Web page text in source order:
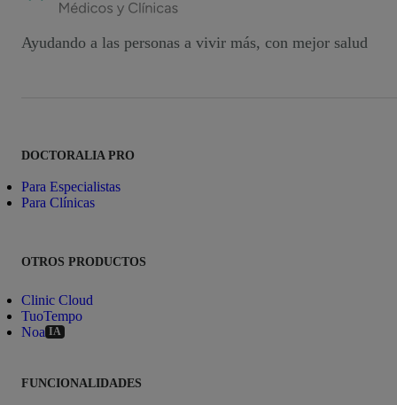
Ayudando a las personas a vivir más, con mejor salud
DOCTORALIA PRO
Para Especialistas
Para Clínicas
OTROS PRODUCTOS
Clinic Cloud
TuoTempo
Noa IA
FUNCIONALIDADES